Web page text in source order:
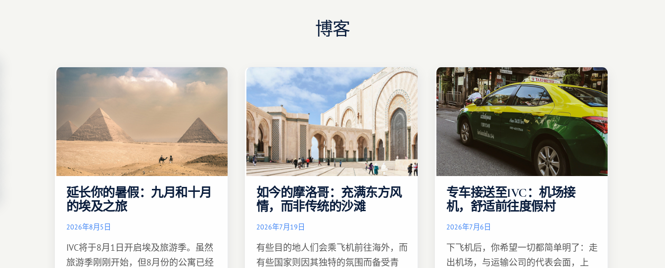
博客
延长你的暑假：九月和十月
的埃及之旅
2026年8月5日
IVC将于8月1日开启埃及旅游季。虽然
旅游季刚刚开始，但8月份的公寓已经
如今的摩洛哥：充满东方风
情，而非传统的沙滩
2026年7月19日
有些目的地人们会乘飞机前往海外，而
有些国家则因其独特的氛围而备受青
专车接送至IVC：机场接
机，舒适前往度假村
2026年7月6日
下飞机后，你希望一切都简单明了：走
出机场，与运输公司的代表会面，上